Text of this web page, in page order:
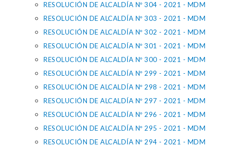
RESOLUCIÓN DE ALCALDÍA Nº 304 - 2021 - MDM
RESOLUCIÓN DE ALCALDÍA Nº 303 - 2021 - MDM
RESOLUCIÓN DE ALCALDÍA Nº 302 - 2021 - MDM
RESOLUCIÓN DE ALCALDÍA Nº 301 - 2021 - MDM
RESOLUCIÓN DE ALCALDÍA Nº 300 - 2021 - MDM
RESOLUCIÓN DE ALCALDÍA Nº 299 - 2021 - MDM
RESOLUCIÓN DE ALCALDÍA Nº 298 - 2021 - MDM
RESOLUCIÓN DE ALCALDÍA Nº 297 - 2021 - MDM
RESOLUCIÓN DE ALCALDÍA Nº 296 - 2021 - MDM
RESOLUCIÓN DE ALCALDÍA Nº 295 - 2021 - MDM
RESOLUCIÓN DE ALCALDÍA Nº 294 - 2021 - MDM